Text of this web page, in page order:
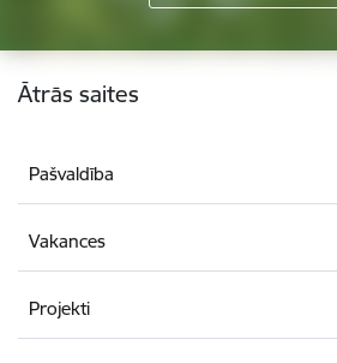
Kājene
Ātrās saites
Pašvaldība
Vakances
Projekti